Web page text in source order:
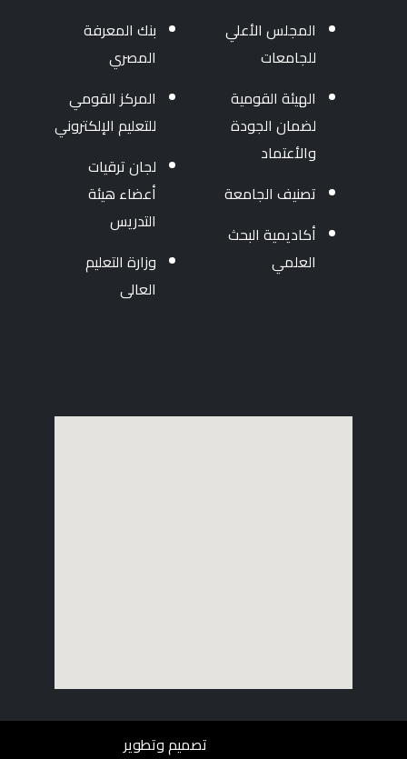
المجلس الأعلي
للجامعات
الهيئة القومية
لضمان الجودة
والأعتماد
تصنيف الجامعة
أكاديمية البحث
العلمي
بنك المعرفة
المصري
المركز القومي
للتعليم الإلكتروني
لجان ترقيات
أعضاء هيئة
التدريس
وزارة التعليم
العالى
تصميم وتطوير